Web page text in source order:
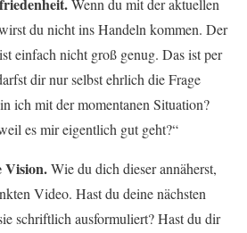
Wenn du mit der aktuellen
du nicht ins Handeln kommen. Der
einfach nicht groß genug. Das ist per
dir nur selbst ehrlich die Frage
ich mit der momentanen Situation?
es mir eigentlich gut geht?“
Vision.Wie du dich dieser annäherst,
Video. Hast du deine nächsten
schriftlich ausformuliert? Hast du dir